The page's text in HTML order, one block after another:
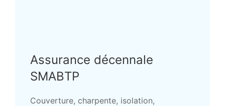
Assurance décennale
SMABTP
Couverture, charpente, isolation,